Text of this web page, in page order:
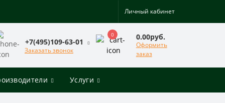
Личный кабинет
+7(495)109-63-01
Заказать звонок
0 0.00руб.
Оформить
заказ
Услуги